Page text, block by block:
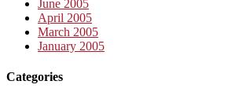
June 2005
April 2005
March 2005
January 2005
Categories